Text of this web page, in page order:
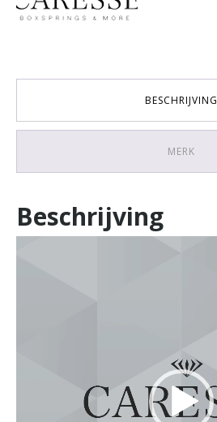
BESCHRIJVING
MERK
Beschrijving